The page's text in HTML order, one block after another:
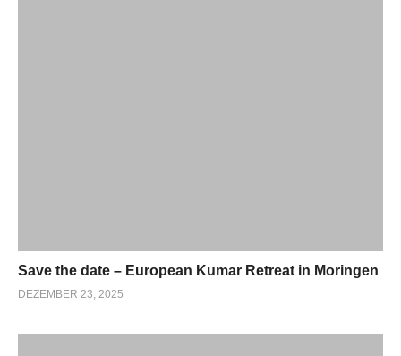
Save the date – European Kumar Retreat in Moringen
DEZEMBER 23, 2025